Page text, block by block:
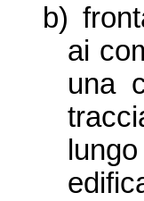
b)
ai
una